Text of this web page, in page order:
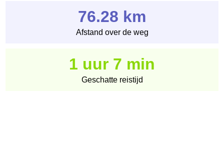
76.28 km
Afstand over de weg
1 uur 7 min
Geschatte reistijd